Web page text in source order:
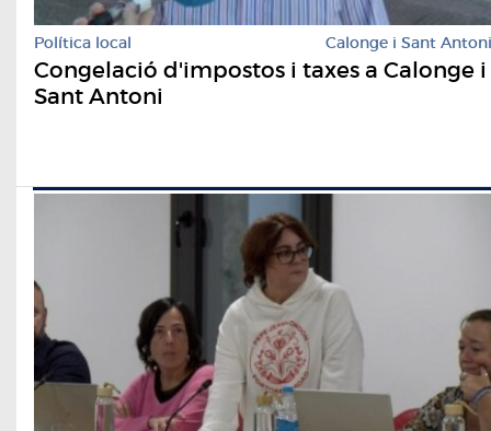
Política local Calonge i Sant Antoni
Congelació d'impostos i taxes a Calonge i
Sant Antoni